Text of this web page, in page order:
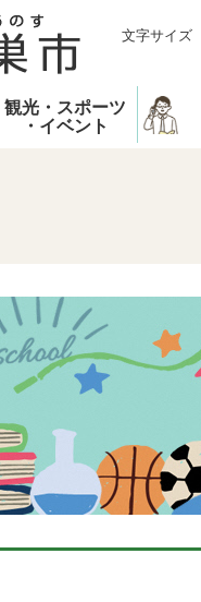
文字サイズ
観光・スポーツ
・イベント